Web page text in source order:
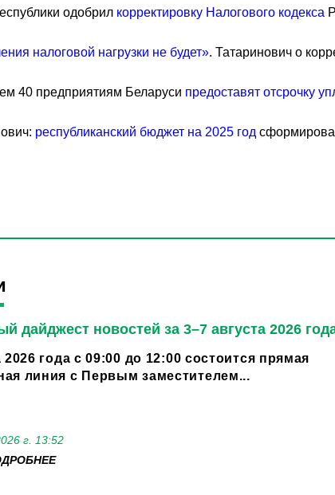
одобрил корректировку Налогового кодекса
налоговой нагрузки не будет». Татаринович о
40 предприятиям Беларуси предоставят отсрочку
республиканский бюджет на 2025 год
дайджест новостей за 3–7 августа 2026
2026 года с 09:00 до 12:00 состоится прямая
линия с Первым заместителем...
г. 13:52